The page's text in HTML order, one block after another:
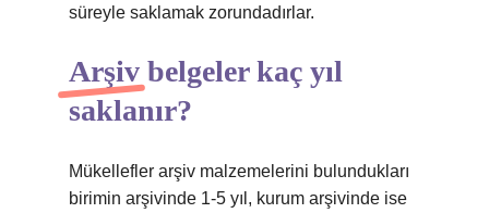
süreyle saklamak zorundadırlar.
Arşiv belgeler kaç yıl
saklanır?
Mükellefler arşiv malzemelerini bulundukları
birimin arşivinde 1-5 yıl, kurum arşivinde ise